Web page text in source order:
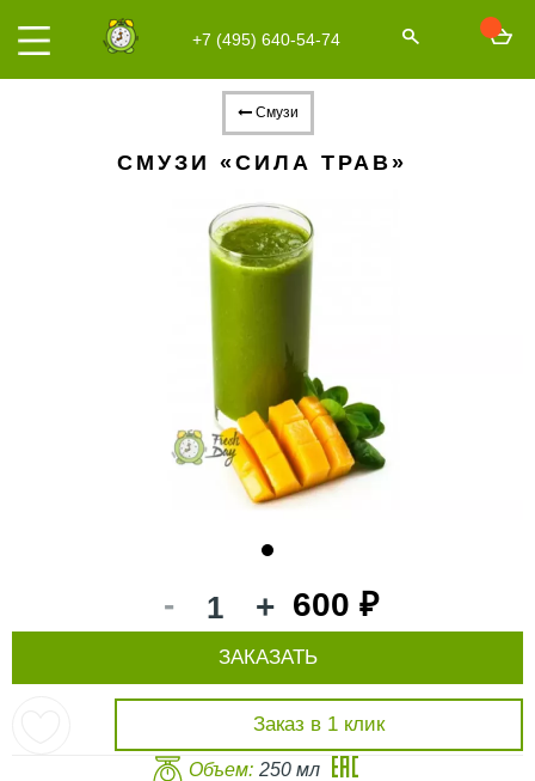
+7 (495) 640-54-74
Смузи
СМУЗИ «СИЛА ТРАВ»
- + 600 ₽
Заказ в 1 клик
ЗАКАЗАТЬ
Объем: 250 мл